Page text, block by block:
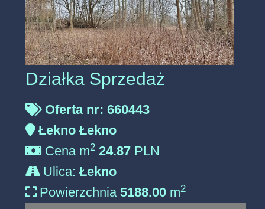
Działka Sprzedaż
Oferta nr: 660443
Łekno Łekno
Cena m2 24.87 PLN
Ulica:Łekno
Powierzchnia5188.00 m2